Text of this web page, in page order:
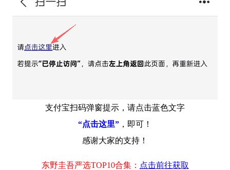
支付宝扫码弹窗提示，请点击蓝色文字
“点击这里” ，即可！
感谢大家的支持！
东野圭吾严选TOP10合集： 点击前往获取